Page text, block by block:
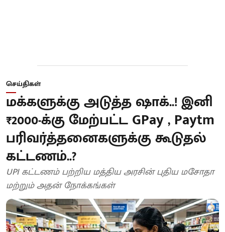
செய்திகள்
மக்களுக்கு அடுத்த ஷாக்..! இனி
₹2000-க்கு மேற்பட்ட GPay , Paytm
பரிவர்த்தனைகளுக்கு கூடுதல்
கட்டணம்..?
UPI கட்டணம் பற்றிய மத்திய அரசின் புதிய மசோதா
மற்றும் அதன் நோக்கங்கள்